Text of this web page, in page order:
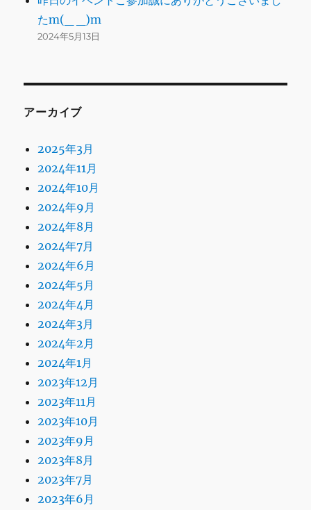
たm(_ _)m
2024年5月13日
アーカイブ
2025年3月
2024年11月
2024年10月
2024年9月
2024年8月
2024年7月
2024年6月
2024年5月
2024年4月
2024年3月
2024年2月
2024年1月
2023年12月
2023年11月
2023年10月
2023年9月
2023年8月
2023年7月
2023年6月